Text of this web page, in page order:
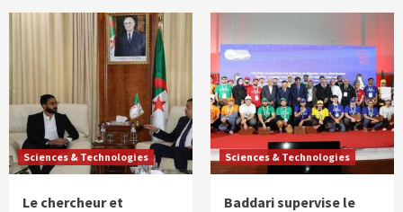
Sciences & Technologies
Le chercheur et
Sciences & Technologies
Baddari supervise le